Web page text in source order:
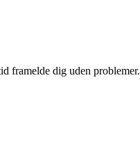
framelde dig uden problemer.